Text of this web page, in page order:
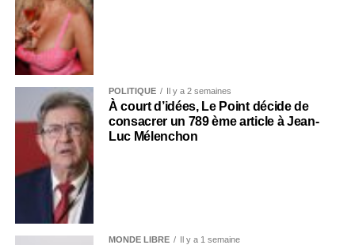
POLITIQUE Il y a 2 semaines
À court d’idées, Le Point décide de
consacrer un 789 ème article à Jean-
Luc Mélenchon
MONDE LIBRE Il y a 1 semaine